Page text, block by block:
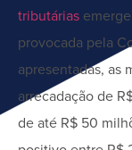
tributárias
provocada pela
apresentadas, as
arrecadação de
de até R$ 50